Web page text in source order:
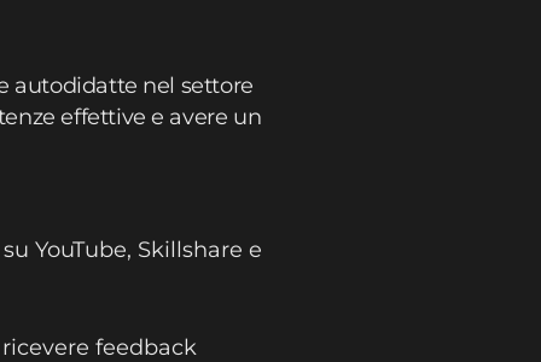
autodidatte nel settore
effettive e avere un
YouTube, Skillshare e
feedback